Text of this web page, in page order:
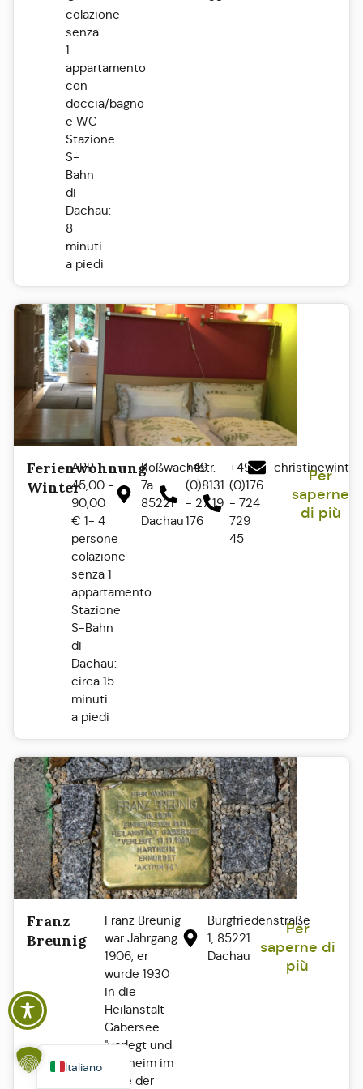
colazione
senza
1
appartamento
con
doccia/bagno
e WC
Stazione
S-
Bahn
di
Dachau:
8
minuti
a piedi
Ferienwohnung
Winter
APP
45,00 -
90,00
€ 1- 4
persone
colazione
senza 1
appartamento
Stazione
S-Bahn
di
Dachau:
circa 15
minuti
a piedi
Roßwachtstr.
7a
85221
Dachau
+49
(0)8131
- 27 19
176
+49
(0)176
- 724
729
45
Per
saperne
di più
Franz
Breunig
Franz Breunig
war Jahrgang
1906, er
wurde 1930
in die
Heilanstalt
Gabersee
"verlegt und
Hartheim im
Zuge der
Burgfriedenstraße
1, 85221
Dachau
Per
saperne di
più
Italiano
Deutsch
Français
Polski